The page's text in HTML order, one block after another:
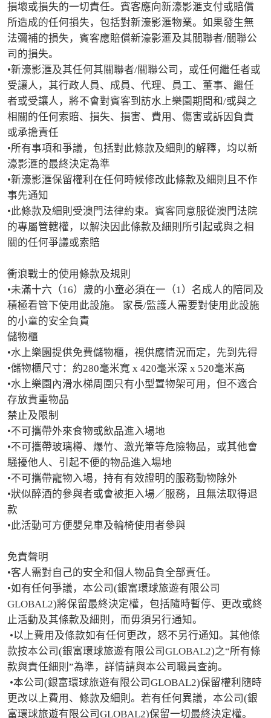
損壞或損失的一切責任。賓客應向新濠影滙支付或賠償
所造成的任何損失，包括對新濠影滙物業。如果發生無
法彌補的損失，賓客應賠償新濠影滙及其關聯者/關聯公
司的損失。
•新濠影滙及其任何其關聯者/關聯公司，或任何繼任者或
受讓人，其行政人員、成員、代理、員工、董事、繼任
者或受讓人，將不會對賓客到訪水上樂園期間和/或與之
相關的任何索賠、損失、損害、費用、傷害或訴因負責
或承擔責任
•所有事項和爭議，包括對此條款及細則的解釋，均以新
濠影滙的最終決定為準
•新濠影滙保留權利在任何時候修改此條款及細則且不作
事先通知
•此條款及細則受澳門法律約束。賓客同意服從澳門法院
的專屬管轄權，以解決因此條款及細則所引起或與之相
關的任何爭議或索賠
衝浪戰士的使用條款及規則
•未滿十六（16）歲的小童必須在一（1）名成人的陪同及
積極看管下使用此設施。 家長/監護人需要對使用此設施
的小童的安全負責
儲物櫃
•水上樂園提供免費儲物櫃，視供應情況而定，先到先得
•儲物櫃尺寸：約280毫米寬 x 420毫米深 x 520毫米高
•水上樂園內滑水梯周圍只有小型置物架可用，但不適合
存放貴重物品
禁止及限制
•不可攜帶外來食物或飲品進入場地
•不可攜帶玻璃樽、爆竹、激光筆等危險物品，或其他會
騒擾他人、引起不便的物品進入場地
•不可攜帶寵物入場，持有有效證明的服務動物除外
•狀似醉酒的參與者或會被拒入場／服務，且無法取得退
款
•此活動可方便嬰兒車及輪椅使用者參與
免責聲明
•客人需對自己的安全和個人物品負全部責任。
•如有任何爭議，本公司(銀富環球旅遊有限公司
GLOBAL2)將保留最終決定權，包括隨時暫停、更改或終
止活動及其條款及細則，而毋須另行通知。
款按本公司(銀富環球旅遊有限公司GLOBAL2)之“所有條
款與責任細則”為準，詳情請與本公司職員查詢。
更改以上費用、條款及細則。若有任何異議，本公司(銀
富環球旅遊有限公司GLOBAL2)保留一切最終決定權。